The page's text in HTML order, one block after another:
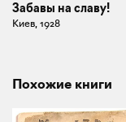
Забавы на славу!
Киев, 1928
Похожие книги